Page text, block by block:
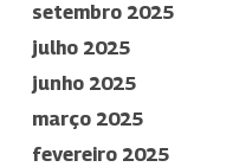
setembro 2025
julho 2025
junho 2025
março 2025
fevereiro 2025